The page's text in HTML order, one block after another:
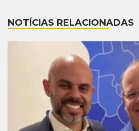
NOTÍCIAS RELACIONADAS